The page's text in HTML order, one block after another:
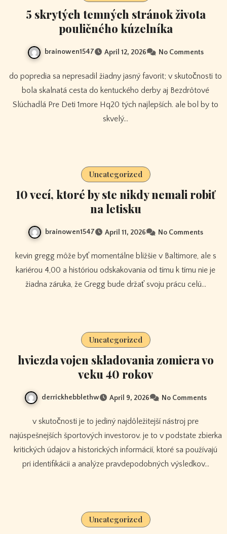
5 skrytých temných stránok života
pouličného kúzelníka
brainowen1547 April 12, 2026 No Comments
do popredia sa nepresadil žiadny jasný favorit; v skutočnosti to
bola skalnatá cesta do kentuckého derby aj Bezdrôtové
Slúchadlá Pre Deti 1more Hq20 tých najlepších. ale bol by to
skvelý…
Uncategorized
10 vecí, ktoré by ste nikdy nemali robiť
na letisku
brainowen1547 April 11, 2026 No Comments
kevin gregg môže byť momentálne bližšie v Baltimore, ale s
kariérou 4,00 a históriou odskakovania od tímu k tímu nie je
žiadna záruka, že Gregg bude držať svoju prácu celú…
Uncategorized
hviezda vojen skladovania zomiera vo
veku 40 rokov
derrickhebblethw April 9, 2026 No Comments
v skutočnosti je to jediný najdôležitejší nástroj pre
najúspešnejších športových investorov. je to v podstate zbierka
kritických údajov a historických informácií, ktoré sa používajú
pri identifikácii a analýze pravdepodobných výsledkov…
Uncategorized